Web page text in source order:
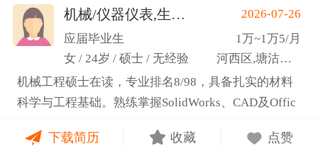
机械/仪器仪表,生产管理/研发 (高蕾)
2026-07-26
应届毕业生
1万~1万5/月
女 / 24岁 / 硕士 / 无经验
河西区,塘沽区,东丽区
机械工程硕士在读，专业排名8/98，具备扎实的材料
科学与工程基础。熟练掌握SolidWorks、CAD及Offic
下载简历 收藏 点赞